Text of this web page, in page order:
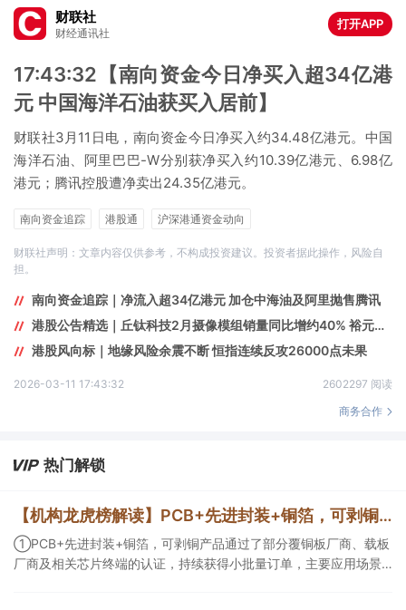
财联社
财经通讯社
打开APP
17:43:32【南向资金今日净买入超34亿港
元 中国海洋石油获买入居前】
财联社3月11日电，南向资金今日净买入约34.48亿港元。中国
海洋石油、阿里巴巴-W分别获净买入约10.39亿港元、6.98亿
港元；腾讯控股遭净卖出24.35亿港元。
南向资金追踪 港股通 沪深港通资金动向
财联社声明：文章内容仅供参考，不构成投资建议。投资者据此操作，风险自
担。
南向资金追踪｜净流入超34亿港元 加仓中海油及阿里抛售腾讯
港股公告精选｜丘钛科技2月摄像模组销量同比增约40% 裕元集团年度营收超80亿美元
港股风向标｜地缘风险余震不断 恒指连续反攻26000点未果
2026-03-11 17:43:32
2602297 阅读
商务合作
热门解锁
【机构龙虎榜解读】PCB+先进封装+铜箔，可剥铜产品通过了部分覆铜板厂商、载板厂商及相关芯片终端的认证，持续获得小批量订单，主要应用场景包括芯片封装光模块用PCB，机构大额净买入这家公司
①PCB+先进封装+铜箔，可剥铜产品通过了部分覆铜板厂商、载板
厂商及相关芯片终端的认证，持续获得小批量订单，主要应用场景